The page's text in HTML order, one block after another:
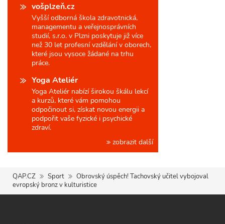
vošplzeň.cz
Vyšší odborná škola zdravotnická,
managementu a veřejnosprávních
studií, s.r.o. v Plzni poskytuje již více
než 30 let profesní vzdělání v oborech,
které jsou vysoce žádané na trhu
práce.
Yoga Ateliér
Yoga Ateliér nabízí širokou škálu lekcí
a kurzů, které vám pomohou
odpočinout si, získat novou energii a
podpořit vaše fyzické i psychické
zdraví.
zobrazit další
QAP.CZ Sport
Obrovský úspěch! Tachovský učitel vybojoval
evropský bronz v kulturistice